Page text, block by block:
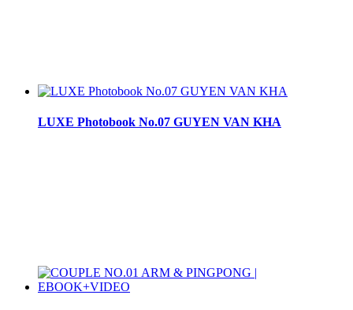
LUXE Photobook No.07 GUYEN VAN KHA